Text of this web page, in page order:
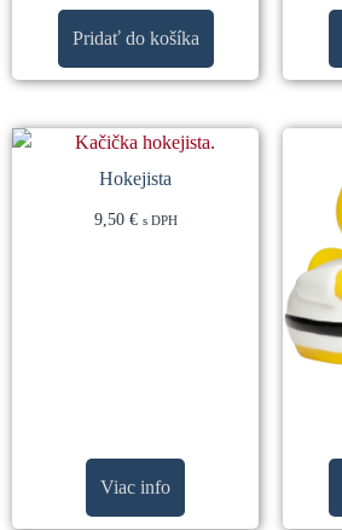
Pridať do košíka
Hokejista
9,50 € s DPH
Viac info